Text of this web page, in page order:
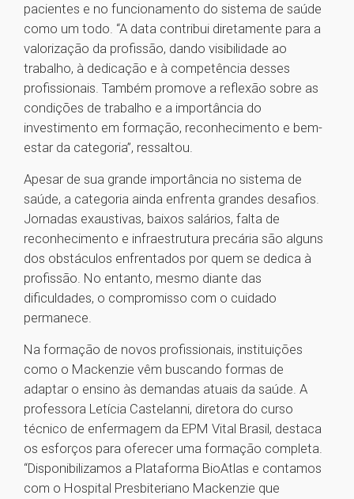
pacientes e no funcionamento do sistema de saúde
como um todo. “A data contribui diretamente para a
valorização da profissão, dando visibilidade ao
trabalho, à dedicação e à competência desses
profissionais. Também promove a reflexão sobre as
condições de trabalho e a importância do
investimento em formação, reconhecimento e bem-
estar da categoria”, ressaltou.
Apesar de sua grande importância no sistema de
saúde, a categoria ainda enfrenta grandes desafios.
Jornadas exaustivas, baixos salários, falta de
reconhecimento e infraestrutura precária são alguns
dos obstáculos enfrentados por quem se dedica à
profissão. No entanto, mesmo diante das
dificuldades, o compromisso com o cuidado
permanece.
Na formação de novos profissionais, instituições
como o Mackenzie vêm buscando formas de
adaptar o ensino às demandas atuais da saúde. A
professora Letícia Castelanni, diretora do curso
técnico de enfermagem da EPM Vital Brasil, destaca
os esforços para oferecer uma formação completa.
“Disponibilizamos a Plataforma BioAtlas e contamos
com o Hospital Presbiteriano Mackenzie que